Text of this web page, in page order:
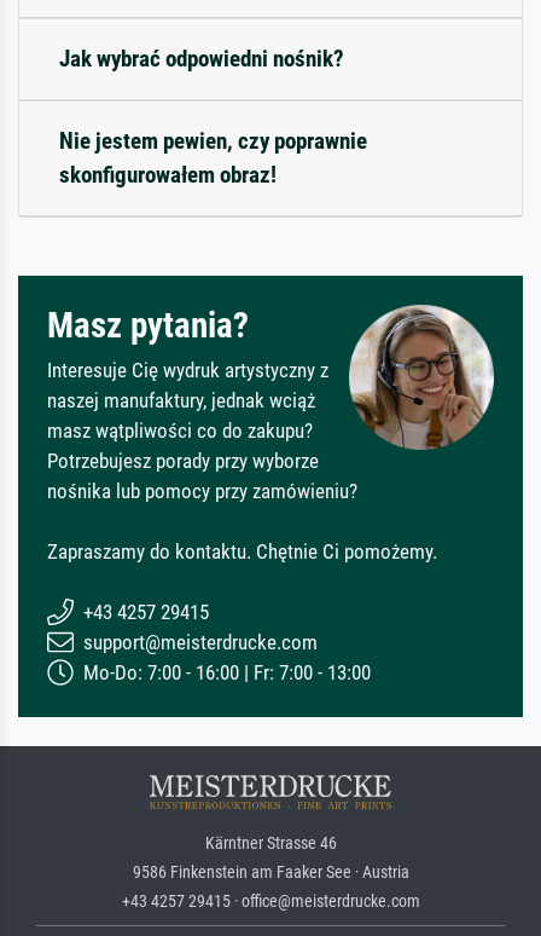
Jak wybrać odpowiedni nośnik?
Nie jestem pewien, czy poprawnie
skonfigurowałem obraz!
Masz pytania?
Interesuje Cię wydruk artystyczny z
naszej manufaktury, jednak wciąż
masz wątpliwości co do zakupu?
Potrzebujesz porady przy wyborze
nośnika lub pomocy przy zamówieniu?
Zapraszamy do kontaktu. Chętnie Ci pomożemy.
+43 4257 29415
support@meisterdrucke.com
Mo-Do: 7:00 - 16:00 | Fr: 7:00 - 13:00
Kärntner Strasse 46
9586 Finkenstein am Faaker See · Austria
+43 4257 29415 · office@meisterdrucke.com